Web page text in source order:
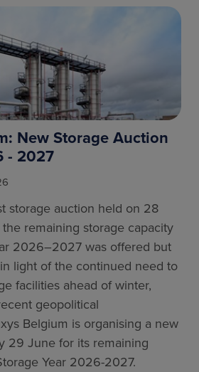
New Storage Auction
- 2027
storage auction held on 28
remaining storage capacity
2026–2027 was offered but
light of the continued need to
facilities ahead of winter,
geopolitical
Belgium is organising a new
29 June for its remaining
Year 2026-2027.